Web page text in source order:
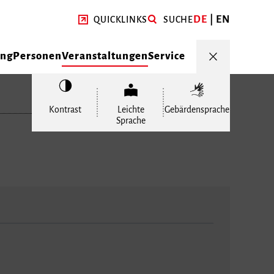
QUICKLINKS SUCHEDE EN
PersonenVeranstaltungenService
Kontrast
Leichte
Sprache
Gebärdensprache